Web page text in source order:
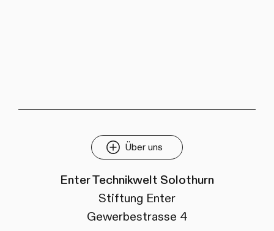
Über uns
Enter Technikwelt Solothurn
Stiftung Enter
Gewerbestrasse 4